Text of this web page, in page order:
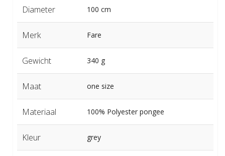
Diameter 100 cm
Merk Fare
Gewicht 340 g
Maat one size
Materiaal 100% Polyester pongee
Kleur grey